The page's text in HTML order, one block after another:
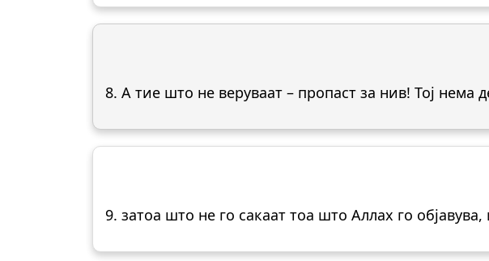
8. А тие што не веруваат – пропаст за нив! Тој нема
9. затоа што не го сакаат тоа што Аллах го